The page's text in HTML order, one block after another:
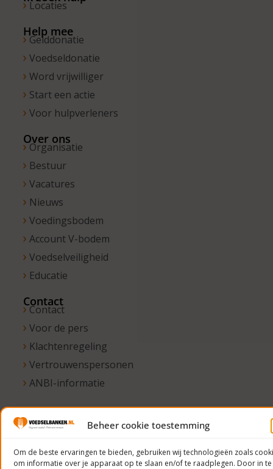
Beheer cookie toestemming
Om de beste ervaringen te bieden, gebruiken wij technologieën zoals
om informatie over je apparaat op te slaan en/of te raadplegen. Door in te
van 10.00 –
Locaties
Help mee
Gelddonatie
Voedseldonatie
Word vrijwilliger
Start een actie
Voor hulpverleners
Over ons
Organisatie
Bestuur
Vacatures
Nieuws
Voedingsbodem
Account V-bodem
Voedselveiligheid
Educatie
Contact
Contact
Voor de pers
Klachtenregeling
Vertrouwenspersonen
ANBI-informatie
Voedselbanken